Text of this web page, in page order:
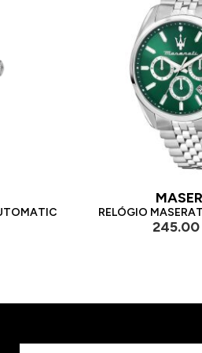
RELÓGIO
245.00